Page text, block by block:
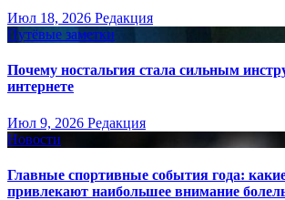
Июл 18, 2026 Редакция
Путёвые заметки
Почему ностальгия стала сильным
интернете
Июл 9, 2026 Редакция
Новости
Главные спортивные события года:
привлекают наибольшее внимание